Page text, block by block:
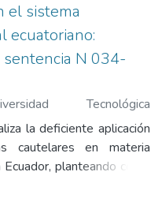
el sistema
ecuatoriano:
N 034-
Tecnológica
)Yánez Sánchez,
;Villacís Mogrovejo,
la deficiente aplicación
cautelares en materia
planteando como
determinar parámetros